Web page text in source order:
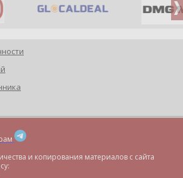
и копирования материалов с сайта